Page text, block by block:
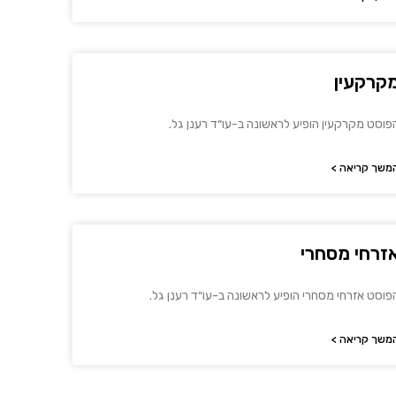
מקרקעין הופיע לראשונה ב-עו״ד רענן גל.
קריאה >
מסחרי
אזרחי מסחרי הופיע לראשונה ב-עו״ד רענן גל.
קריאה >